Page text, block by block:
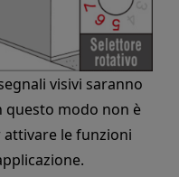
visivi saranno
questo modo non è
le funzioni